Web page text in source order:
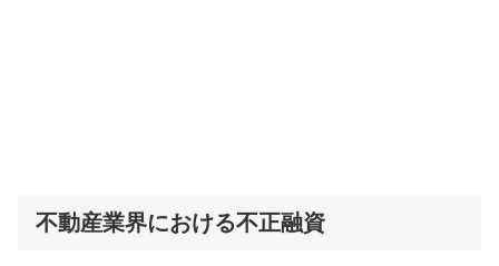
不動産業界における不正融資